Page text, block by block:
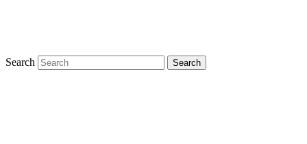
Search Search